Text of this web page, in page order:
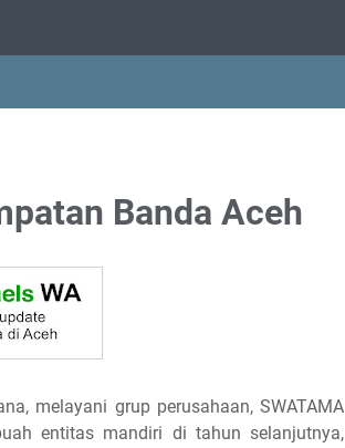
Banda Aceh
melayani grup perusahaan, SWATAMA
entitas mandiri di tahun selanjutnya,